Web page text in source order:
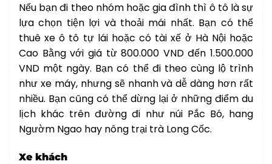
Nếu bạn đi theo nhóm hoặc gia đình thì ô tô là sự
lựa chọn tiện lợi và thoải mái nhất. Bạn có thể
thuê xe ô tô tự lái hoặc có tài xế ở Hà Nội hoặc
Cao Bằng với giá từ 800.000 VND đến 1.500.000
VND một ngày. Bạn có thể đi theo cùng lộ trình
như xe máy, nhưng sẽ nhanh và dễ dàng hơn rất
nhiều. Bạn cũng có thể dừng lại ở những điểm du
lịch khác trên đường đi như núi Pắc Bó, hang
Ngườm Ngao hay nông trại trà Long Cốc.
Xe khách